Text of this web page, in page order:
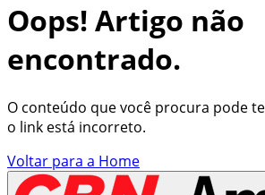
Oops! Artigo não
encontrado.
O conteúdo que você procura pode
o link está incorreto.
Voltar para a Home